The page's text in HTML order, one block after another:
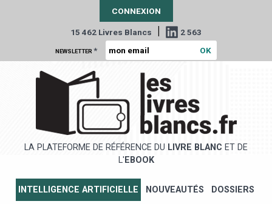
CONNEXION
15 462 Livres Blancs | 2 563
NEWSLETTER *
LA PLATEFORME DE RÉFÉRENCE DU LIVRE BLANC ET DE
L' EBOOK
INTELLIGENCE ARTIFICIELLE NOUVEAUTÉS DOSSIERS